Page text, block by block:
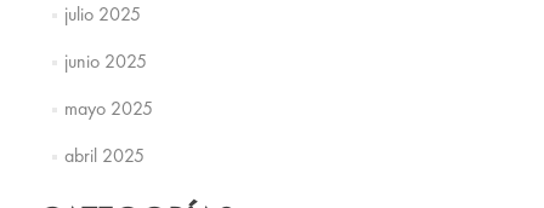
julio 2025
junio 2025
mayo 2025
abril 2025